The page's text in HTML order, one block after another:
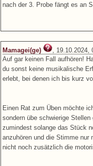
nach der 3. Probe fängt es an
Mamagei(ge)
, 19.10.2024,
Auf gar keinen Fall aufhören!
du sonst keine musikalische
erlebt, bei denen ich bis kurz
Einen Rat zum Üben möchte
sondern übe schwierige
zumindest solange das Stück
anzuhören und die Stimme
nicht noch zusätzlich die